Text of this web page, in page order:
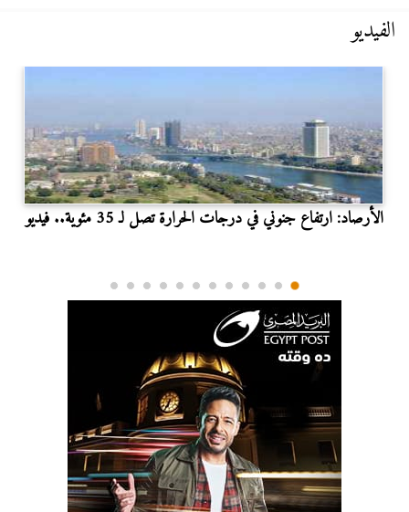
الفيديو
الأرصاد: ارتفاع جنوني في درجات الحرارة تصل لـ 35 مئوية.. فيديو